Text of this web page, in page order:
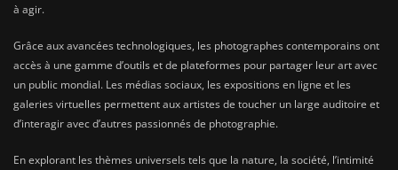
à agir.
Grâce aux avancées technologiques, les photographes contemporains ont
accès à une gamme d’outils et de plateformes pour partager leur art avec
un public mondial. Les médias sociaux, les expositions en ligne et les
galeries virtuelles permettent aux artistes de toucher un large auditoire et
d’interagir avec d’autres passionnés de photographie.
En explorant les thèmes universels tels que la nature, la société, l’intimité